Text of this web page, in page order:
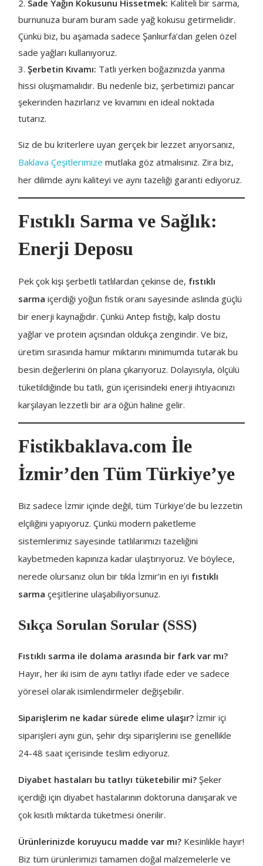
Sade Yağın Kokusunu Hissetmek: Kaliteli bir sarma,
burnunuza buram buram sade yağ kokusu getirmelidir.
Çünkü biz, bu aşamada sadece Şanlıurfa’dan gelen özel
sade yağları kullanıyoruz.
Şerbetin Kıvamı: Tatlı yerken boğazınızda yanma
hissi oluşmamalıdır. Bu nedenle biz, şerbetimizi pancar
şekerinden hazırlarız ve kıvamını en ideal noktada
tutarız.
Siz de bu kriterlere uyan gerçek bir lezzet arıyorsanız,
Baklava Çeşitlerimize mutlaka göz atmalısınız. Zira biz,
her dilimde aynı kaliteyi ve aynı tazeliği garanti ediyoruz.
Fıstıklı Sarma ve Sağlık:
Enerji Deposu
Pek çok kişi şerbetli tatlılardan çekinse de, fıstıklı
sarma içerdiği yoğun fıstık oranı sayesinde aslında güçlü
bir enerji kaynağıdır. Çünkü Antep fıstığı, kalp dostu
yağlar ve protein açısından oldukça zengindir. Ve biz,
üretim sırasında hamur miktarını minimumda tutarak bu
besin değerlerini ön plana çıkarıyoruz. Dolayısıyla, ölçülü
tüketildiğinde bu tatlı, gün içerisindeki enerji ihtiyacınızı
karşılayan lezzetli bir ara öğün haline gelir.
Fistikbaklava.com İle
İzmir’den Tüm Türkiye’ye
Biz sadece İzmir içinde değil, tüm Türkiye’de bu lezzetin
elçiliğini yapıyoruz. Çünkü modern paketleme
sistemlerimiz sayesinde tatlılarımızı tazeliğini
kaybetmeden kapınıza kadar ulaştırıyoruz. Ve böylece,
nerede olursanız olun bir tıkla İzmir’in en iyi fıstıklı
sarma çeşitlerine ulaşabiliyorsunuz.
Sıkça Sorulan Sorular (SSS)
Fıstıklı sarma ile dolama arasında bir fark var mı?
Hayır, her iki isim de aynı tatlıyı ifade eder ve sadece
yöresel olarak isimlendirmeler değişebilir.
Siparişlerim ne kadar sürede elime ulaşır? İzmir içi
siparişleri aynı gün, şehir dışı siparişlerini ise genellikle
24-48 saat içerisinde teslim ediyoruz.
Diyabet hastaları bu tatlıyı tüketebilir mi? Şeker
içerdiği için diyabet hastalarının doktoruna danışarak ve
çok kısıtlı miktarda tüketmesi önerilir.
Ürünlerinizde koruyucu madde var mı? Kesinlikle hayır!
Biz tüm ürünlerimizi tamamen doğal malzemelerle ve